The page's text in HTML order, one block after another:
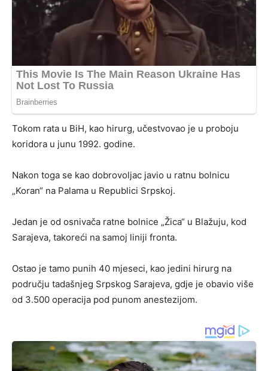
Tokom rata u BiH, kao hirurg, učestvovao je u proboju
koridora u junu 1992. godine.
Nakon toga se kao dobrovoljac javio u ratnu bolnicu
„Koran“ na Palama u Republici Srpskoj.
Jedan je od osnivača ratne bolnice „Žica“ u Blažuju, kod
Sarajeva, takoreći na samoj liniji fronta.
Ostao je tamo punih 40 mjeseci, kao jedini hirurg na
području tadašnjeg Srpskog Sarajeva, gdje je obavio više
od 3.500 operacija pod punom anestezijom.